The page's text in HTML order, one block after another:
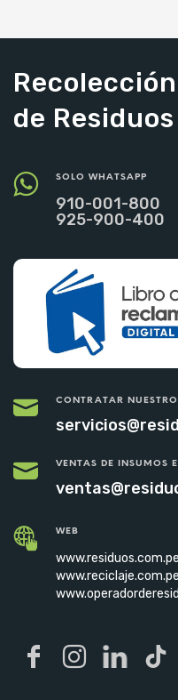
de Residuos
SOLO WHATSAPP
910-001-800
925-900-400
CONTRATAR
VENTAS DE INSUMOS
WEB
www.residuos.com.pe
www.reciclaje.com.pe